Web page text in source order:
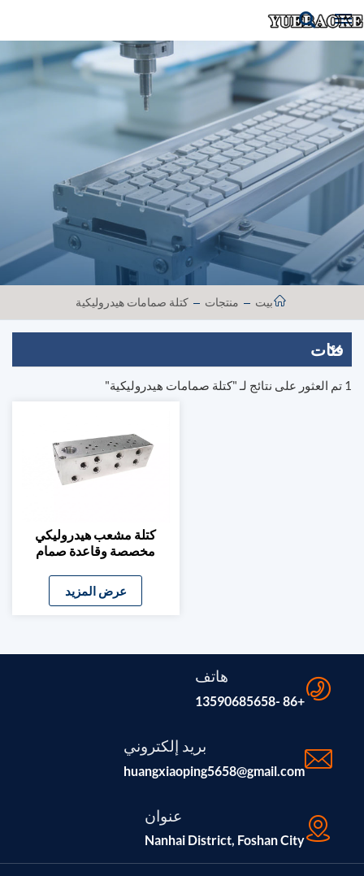
بيت منتجات كتلة صمامات هيدروليكية
فئات
1 تم العثور على نتائج لـ "كتلة صمامات هيدروليكية"
كتلة مشعب هيدروليكي
مخصصة وقاعدة صمام
عرض المزيد
هاتف
+86 -13590685658
بريد إلكتروني
huangxiaoping5658@gmail.com
عنوان
Nanhai District, Foshan City